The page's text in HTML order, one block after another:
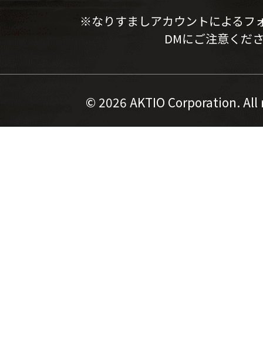
※なりすましアカウントによるフ
DMにご注意くだ
© 2026 AKTIO Corporation.